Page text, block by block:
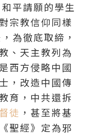
平請願的學生
宗教信仰同樣
為徹底取締，
、天主教列為
是西方侵略中國
，改造中國傳
育，中共還拆
徒 ，甚至將基
聖經》定為邪